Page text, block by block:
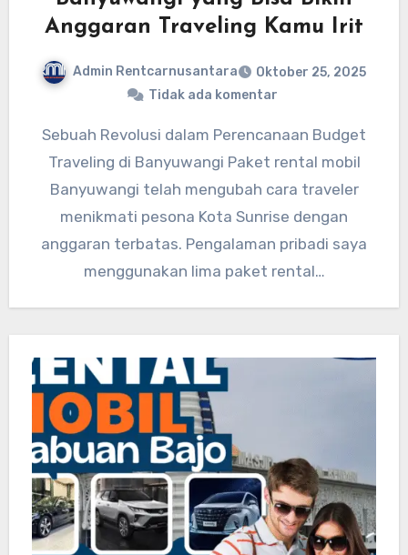
Anggaran Traveling Kamu Irit
Admin Rentcarnusantara
Oktober 25, 2025
Tidak ada komentar
Sebuah Revolusi dalam Perencanaan Budget
Traveling di Banyuwangi Paket rental mobil
Banyuwangi telah mengubah cara traveler
menikmati pesona Kota Sunrise dengan
anggaran terbatas. Pengalaman pribadi saya
menggunakan lima paket rental…